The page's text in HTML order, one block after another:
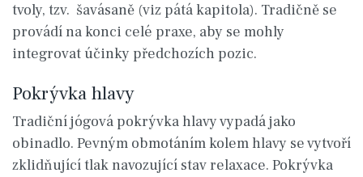
tvoly, tzv. šavásaně (viz pátá kapitola). Tradičně se
provádí na konci celé praxe, aby se mohly
integrovat účinky předchozích pozic.
Pokrývka hlavy
Tradiční jógová pokrývka hlavy vypadá jako
obinadlo. Pevným obmotáním kolem hlavy se vytvoří
zklidňující tlak navozující stav relaxace. Pokrývka